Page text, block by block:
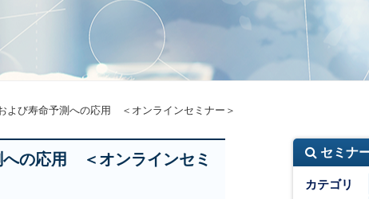
よび寿命予測への応用 ＜オンラインセミナー＞
への応用 ＜オンラインセミ
セミナ
カテゴリ